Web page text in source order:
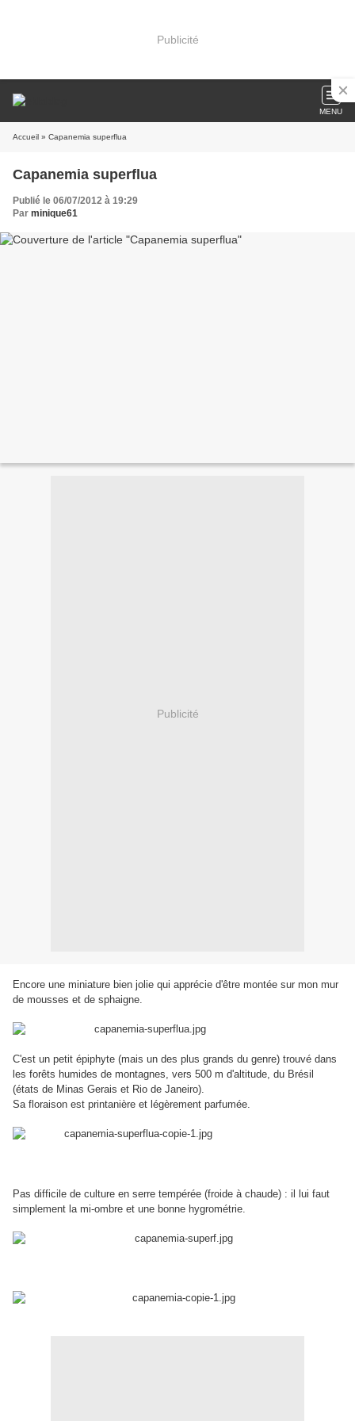
Publicité
MENU
Accueil » Capanemia superflua
Capanemia superflua
Publié le 06/07/2012 à 19:29
Par minique61
Publicité
Encore une miniature bien jolie qui apprécie d'être montée sur mon mur
de mousses et de sphaigne.
C'est un petit épiphyte (mais un des plus grands du genre) trouvé dans
les forêts humides de montagnes, vers 500 m d'altitude, du Brésil
(états de Minas Gerais et Rio de Janeiro).
Sa floraison est printanière et légèrement parfumée.
Pas difficile de culture en serre tempérée (froide à chaude) : il lui faut
simplement la mi-ombre et une bonne hygrométrie.